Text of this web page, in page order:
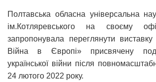
Полтавська обласна універсальна
ім.Котляревського на своєму
запропонувала переглянути
Війна в Європі» присвячену
української війни після
24 лютого 2022 року.